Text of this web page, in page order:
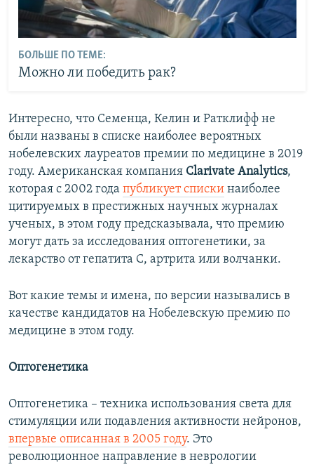
БОЛЬШЕ ПО ТЕМЕ:
Можно ли победить рак?
Интересно, что Семенца, Келин и Ратклифф не
были названы в списке наиболее вероятных
нобелевских лауреатов премии по медицине в 2019
году. Американская компания Clarivate Analytics,
которая с 2002 года публикует списки наиболее
цитируемых в престижных научных журналах
ученых, в этом году предсказывала, что премию
могут дать за исследования оптогенетики, за
лекарство от гепатита С, артрита или волчанки.
Вот какие темы и имена, по версии назывались в
качестве кандидатов на Нобелевскую премию по
медицине в этом году.
Оптогенетика
Оптогенетика – техника использования света для
стимуляции или подавления активности нейронов,
впервые описанная в 2005 году. Это
революционное направление в неврологии